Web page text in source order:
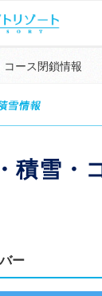
ース閉鎖情報
積雪・
ー